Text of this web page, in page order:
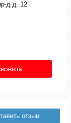
д д. 12
отзыв